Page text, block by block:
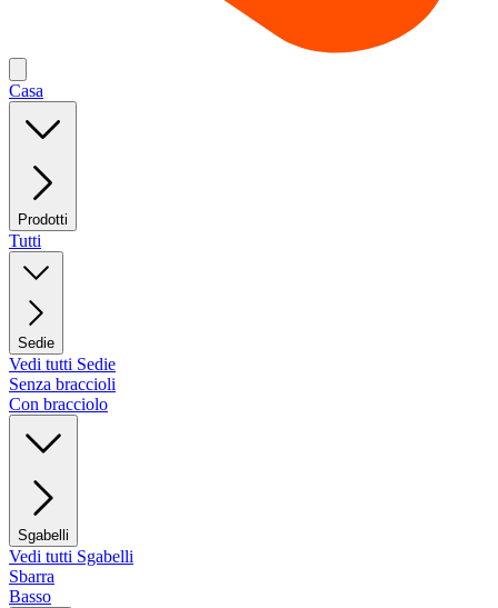
Casa
Prodotti
Tutti
Sedie
Vedi tutti Sedie
Senza braccioli
Con bracciolo
Sgabelli
Vedi tutti Sgabelli
Sbarra
Basso